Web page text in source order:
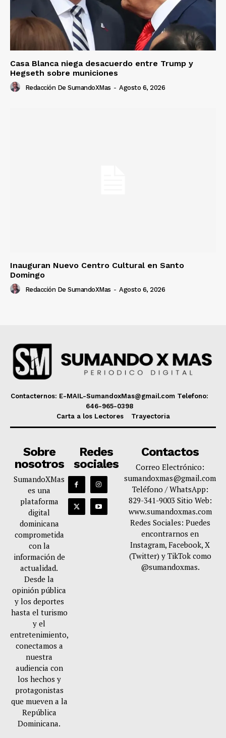
Casa Blanca niega desacuerdo entre Trump y
Hegseth sobre municiones
Redacción De SumandoXMas - Agosto 6, 2026
Inauguran Nuevo Centro Cultural en Santo
Domingo
Redacción De SumandoXMas - Agosto 6, 2026
Contacternos: E-MAIL-SumandoxMas@gmail.com Telefono:
646-965-0398
Carta a los Lectores
Trayectoria
Sobre
nosotros
SumandoXMas
es una
plataforma
digital
dominicana
comprometida
con la
información de
actualidad.
Desde la
opinión pública
y los deportes
hasta el turismo
y el
entretenimiento,
conectamos a
nuestra
audiencia con
los hechos y
protagonistas
que mueven a la
República
Dominicana.
Redes
sociales
Contactos
Correo Electrónico:
sumandoxmas@gmail.com
Teléfono / WhatsApp:
829-341-9003 Sitio Web:
www.sumandoxmas.com
Redes Sociales: Puedes
encontrarnos en
Instagram, Facebook, X
(Twitter) y TikTok como
@sumandoxmas.